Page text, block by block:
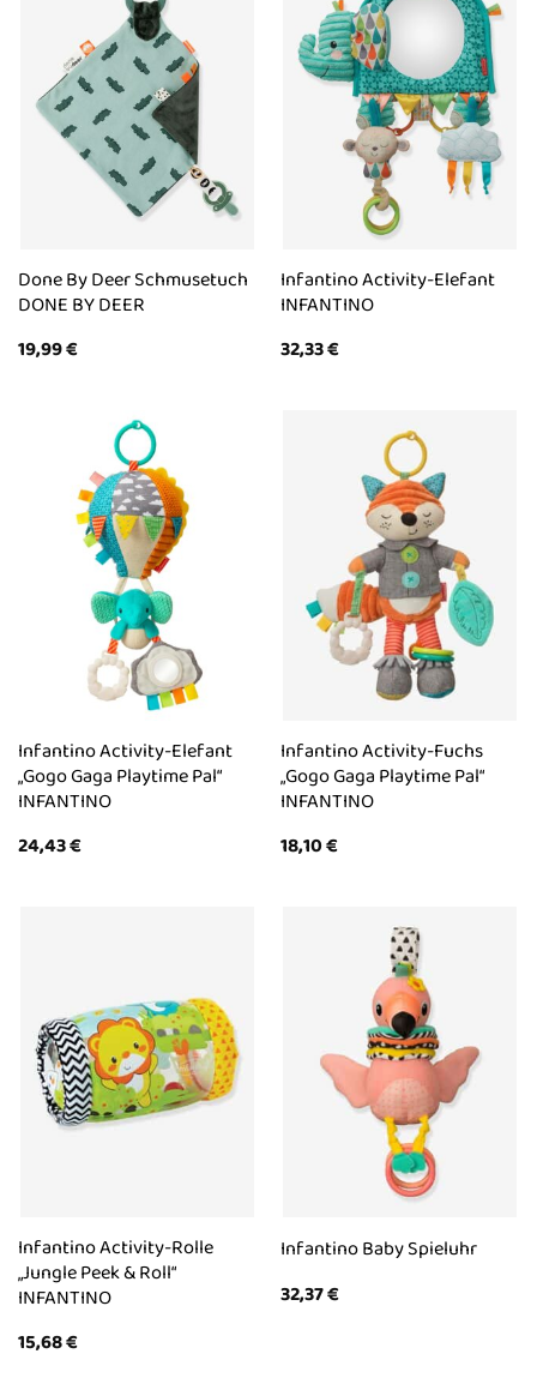
Done By Deer Schmusetuch
DONE BY DEER
19,99€
Infantino Activity-Elefant
INFANTINO
32,33€
Infantino Activity-Elefant
„Gogo Gaga Playtime Pal“
INFANTINO
24,43€
Infantino Activity-Fuchs
„Gogo Gaga Playtime Pal“
INFANTINO
18,10€
Infantino Activity-Rolle
„Jungle Peek & Roll“
INFANTINO
15,68€
Infantino Baby Spieluhr
32,37€